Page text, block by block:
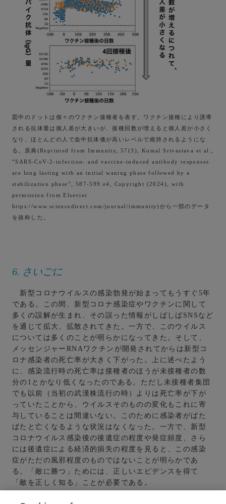
図中のドットは個々のワクチン接種者を表す。ワクチン接種により誘導
される抗体量は個人差が大きいが、接種回数が増えると個人差が小さく
なり、ほとんどの人で血中抗体価が高いレベルで維持されるようにな
る。原典(Reprinted from Immunity, 57(3), Komal Srivastava et al.,
“SARS-CoV-2-infection- and vaccine-induced antibody responses
are long lasting with an initial waning phase followed by a
stabilization phase”, 587-599.e4, Copyright (2024), with
permission from Elsevier.
https://www.sciencedirect.com/journal/immunity)から一部のデータ
を抜粋した。
6. さいごに
新型コロナウイルスの感染勃発が始まってもうすぐ5年
である。この間、新型コロナ感染症やワクチンに関して
多くの誤解が生まれ、その誤った情報がしばしばSNSなど
を通じて拡大、拡散されてきた。一方で、このウイルス
については多くのことが明らかになってきた。そして、
メッセンジャーRNAワクチンが開発されてからは新型コ
ロナ感染者の死亡率が大きく下がった。上に述べたよう
に、感染流行時の死亡率は接種者のほうが未接種者の数
分の1とかなり低くなったのである。ただし未接種者集団
でも以前（当初の武漢株流行の時）よりは死亡率が下が
っていたことから、ウイルスそのものの変化もこれに寄
与していることは間違いない。このために感染者がばた
ばたと亡くなるような状況はなくなった。一方で、新型
コロナウイルス感染後の後遺症の程度や発症頻度、さら
には後遺症による経済的損失の程度を見ると、この感染
症がただの風邪程度のものではないことが明らかであ
る。「敵に勝つ」ためには、正しいエビデンスを得て
「敵を正しく知る」ことが必要である。